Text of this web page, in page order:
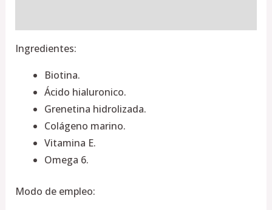
Ingredientes:
Biotina.
Ácido hialuronico.
Grenetina hidrolizada.
Colágeno marino.
Vitamina E.
Omega 6.
Modo de empleo: